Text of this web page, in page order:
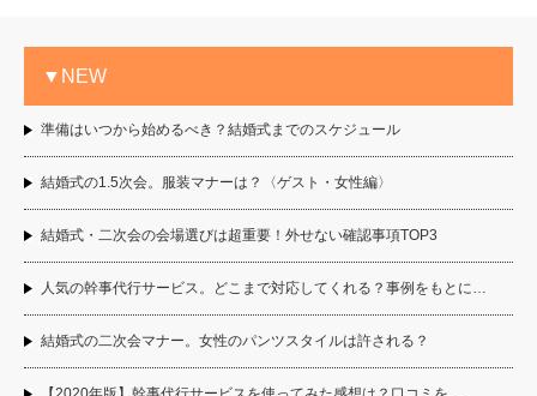
▼NEW
準備はいつから始めるべき？結婚式までのスケジュール
結婚式の1.5次会。服装マナーは？〈ゲスト・女性編〉
結婚式・二次会の会場選びは超重要！外せない確認事項TOP3
人気の幹事代行サービス。どこまで対応してくれる？事例をもとに…
結婚式の二次会マナー。女性のパンツスタイルは許される？